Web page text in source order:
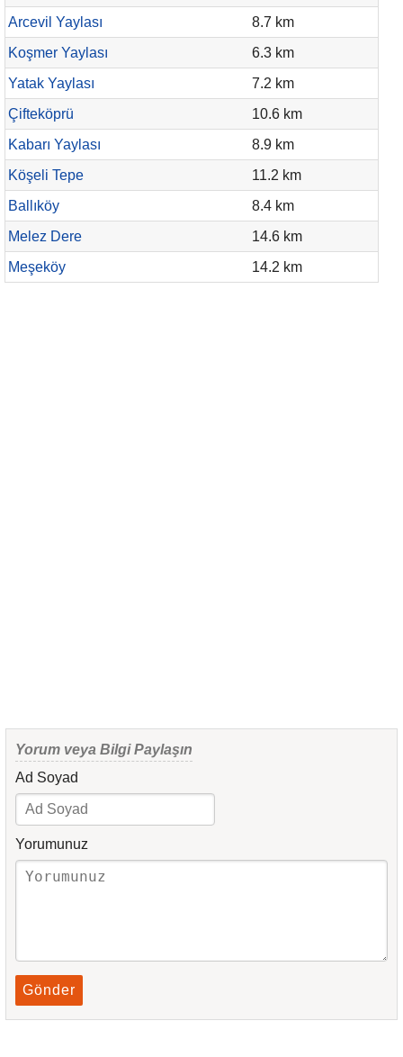
Arcevil Yaylası
8.7 km
Koşmer Yaylası
6.3 km
Yatak Yaylası
7.2 km
Çifteköprü
10.6 km
Kabarı Yaylası
8.9 km
Köşeli Tepe
11.2 km
Ballıköy
8.4 km
Melez Dere
14.6 km
Meşeköy
14.2 km
Yorum veya Bilgi Paylaşın
Ad Soyad
Yorumunuz
Gönder